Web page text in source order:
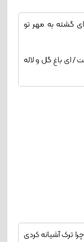
گشته به مهر تو
/ ای باغ گل و لاله
نشود خالی از دل
و دریغا وطن من‌،
ترک آشیانه کردی